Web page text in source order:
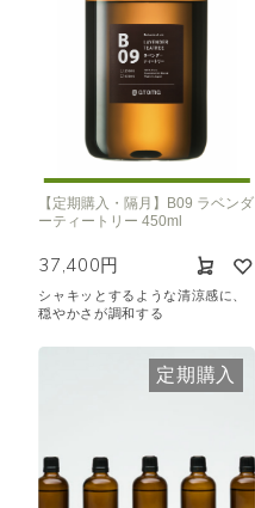
【定期購入・隔月】B09 ラベンダ
ーティートリー 450ml
37,400円
シャキッとするような清涼感に、
穏やかさが調和する
定期購入